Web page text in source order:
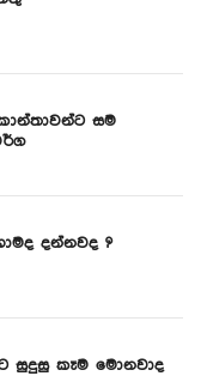
සම
දන්නවද ?
සුදුසු කෑම මොනවාද